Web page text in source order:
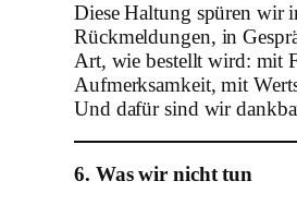
Diese Haltung spüren wir
Rückmeldungen, in
Art, wie bestellt wird: mit
Aufmerksamkeit, mit
Und dafür sind wir
6. Was wir nicht tun